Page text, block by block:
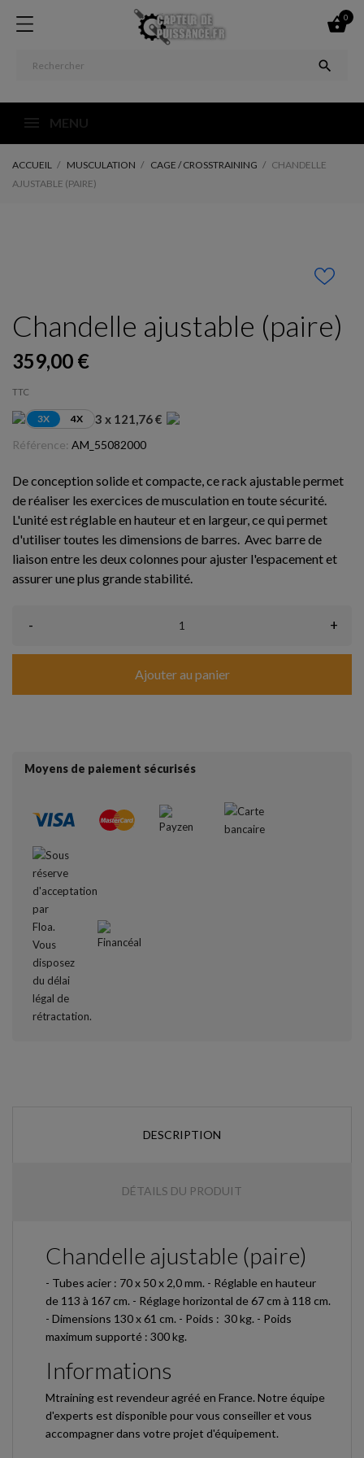

0

MENU
ACCUEIL MUSCULATION CAGE / CROSSTRAINING
CHANDELLE
AJUSTABLE (PAIRE)
Chandelle ajustable (paire)
359,00 €
TTC
3X 4X 3 x 121,76 €
Référence: AM_55082000
De conception solide et compacte, ce rack ajustable permet
de réaliser les exercices de musculation en toute sécurité.
L'unité est réglable en hauteur et en largeur, ce qui permet
d'utiliser toutes les dimensions de barres. Avec barre de
liaison entre les deux colonnes pour ajuster l'espacement et
assurer une plus grande stabilité.
- +
Ajouter au panier
Moyens de paiement sécurisés
DESCRIPTION
DÉTAILS DU PRODUIT
Chandelle ajustable (paire)
- Tubes acier : 70 x 50 x 2,0 mm. - Réglable en hauteur
de 113 à 167 cm. - Réglage horizontal de 67 cm à 118 cm.
- Dimensions 130 x 61 cm. - Poids : 30 kg. - Poids
maximum supporté : 300 kg.
Informations
Mtraining est revendeur agréé en France. Notre équipe
d'experts est disponible pour vous conseiller et vous
accompagner dans votre projet d'équipement.